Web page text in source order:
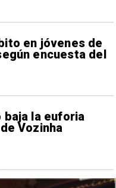
en jóvenes de
encuesta del
baja la euforia
Vozinha